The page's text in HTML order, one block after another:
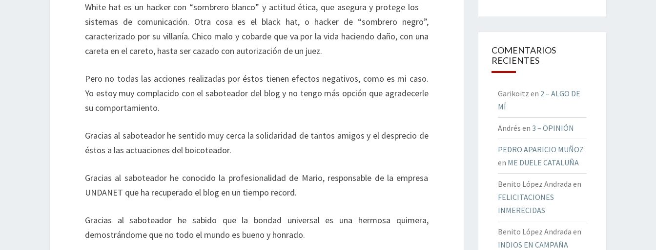
White hat es un hacker con “sombrero blanco” y actitud ética, que asegura y protege los
sistemas de comunicación. Otra cosa es el black hat, o hacker de “sombrero negro”,
caracterizado por su villanía. Chico malo y cobarde que va por la vida haciendo daño, con una
careta en el careto, hasta ser cazado con autorización de un juez.
Pero no todas las acciones realizadas por éstos tienen efectos negativos, como es mi caso.
Yo estoy muy complacido con el saboteador del blog y no tengo más opción que agradecerle
su comportamiento.
Gracias al saboteador he sentido muy cerca la solidaridad de tantos amigos y el desprecio de
éstos a las actuaciones del boicoteador.
Gracias al saboteador he conocido la profesionalidad de Mario, responsable de la empresa
UNDANET que ha recuperado el blog en un tiempo record.
Gracias al saboteador he sabido que la bondad universal es una hermosa quimera,
demostrándome que no todo el mundo es bueno y honrado.
COMENTARIOS
RECIENTES
Garikoitz en 2 – ALGO DE
MÍ
Andrés en 3 – OPINIÓN
PEDRO APARICIO MUÑOZ
en ME DUELE CATALUÑA
Benito López Andrada en
FELICITACIONES
INMERECIDAS
Benito López Andrada en
INDIOS EN CAMPAÑA